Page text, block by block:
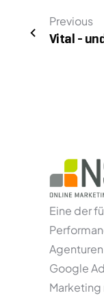
Previous
Vital -
Eine der
Google
Marketing